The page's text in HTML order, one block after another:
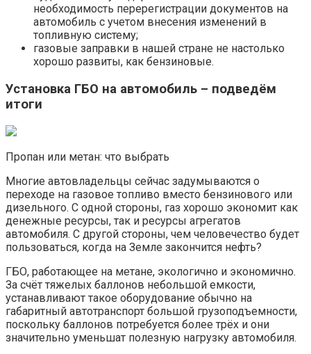
необходимость перерегистрации документов на
автомобиль с учетом внесения изменений в
топливную систему;
газовые заправки в нашей стране не настолько
хорошо развиты, как бензиновые.
Установка ГБО на автомобиль – подведём
итоги
Пропан или метан: что выбрать
Многие автовладельцы сейчас задумываются о
переходе на газовое топливо вместо бензинового или
дизельного. С одной стороны, газ хорошо экономит как
денежные ресурсы, так и ресурсы агрегатов
автомобиля. С другой стороны, чем человечество будет
пользоваться, когда на Земле закончится нефть?
ГБО, работающее на метане, экологично и экономично.
За счёт тяжелых баллонов небольшой емкости,
устанавливают такое оборудование обычно на
габаритный автотранспорт большой грузоподъемности,
поскольку баллонов потребуется более трёх и они
значительно уменьшат полезную нагрузку автомобиля.